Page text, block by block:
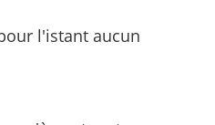
l'istant aucun